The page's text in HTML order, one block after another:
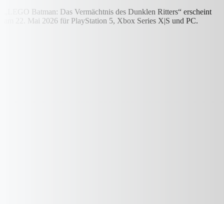
„LEGO Batman: Das Vermächtnis des Dunklen Ritters“ erscheint
am 22. Mai 2026 für PlayStation 5, Xbox Series X|S und PC.